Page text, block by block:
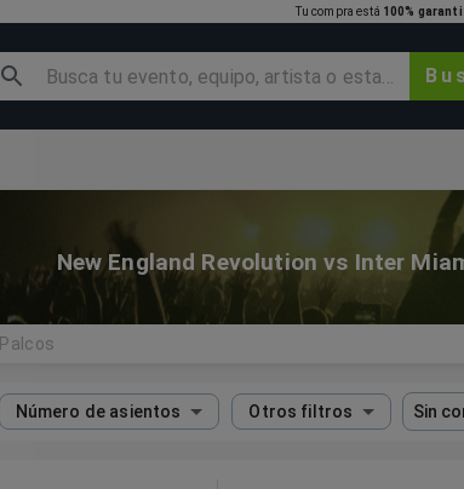
Tu compra está 100%
New England Revolution vs Inter
Palcos
Número de asientos Otros filtros Sin